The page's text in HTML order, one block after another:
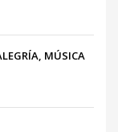
MÚSICA